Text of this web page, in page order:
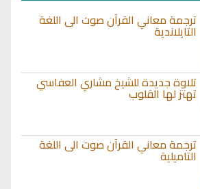
ترجمة معاني القرآن صوت الى اللغة
التايلاندية
تلاوة جديدة للشيخ مشاري العفاسي
تهتز لها القلوب
ترجمة معاني القرآن صوت الى اللغة
التاميلية